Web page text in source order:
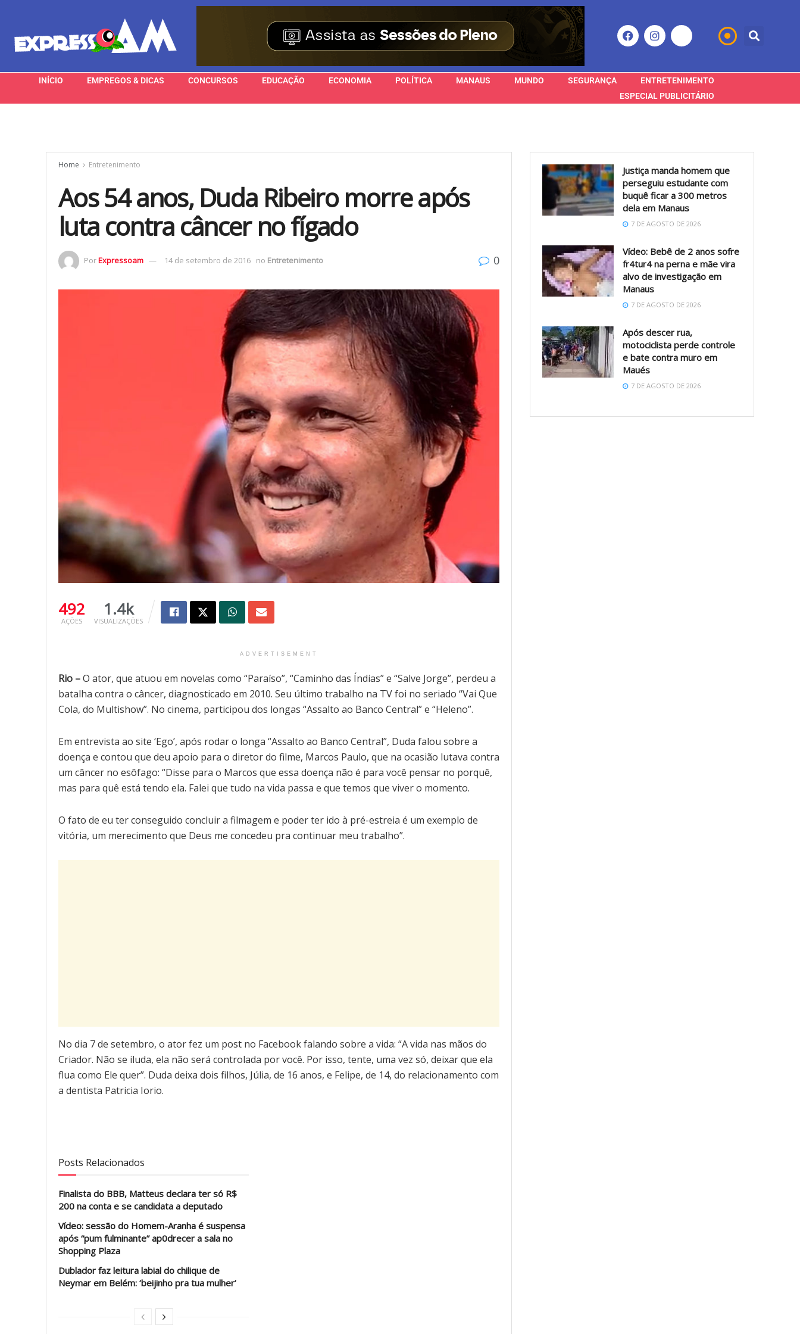
INÍCIO EMPREGOS & DICAS CONCURSOS EDUCAÇÃO ECONOMIA POLÍTICA MANAUS MUNDO SEGURANÇA
ENTRETENIMENTO
ESPECIAL PUBLICITÁRIO
Home Entretenimento
Aos 54 anos, Duda Ribeiro morre após
luta contra câncer no fígado
PorExpressoam 14 de setembro de 2016 no Entretenimento 0
492
AÇÕES
1.4k
VISUALIZAÇÕES
ADVERTISEMENT
Rio –O ator, que atuou em novelas como “Paraíso”, “Caminho das Índias” e “Salve Jorge”, perdeu a
batalha contra o câncer, diagnosticado em 2010. Seu último trabalho na TV foi no seriado “Vai Que
Cola, do Multishow”. No cinema, participou dos longas “Assalto ao Banco Central” e “Heleno”.
Em entrevista ao site ‘Ego’, após rodar o longa “Assalto ao Banco Central”, Duda falou sobre a
doença e contou que deu apoio para o diretor do filme, Marcos Paulo, que na ocasião lutava contra
um câncer no esôfago: “Disse para o Marcos que essa doença não é para você pensar no porquê,
mas para quê está tendo ela. Falei que tudo na vida passa e que temos que viver o momento.
O fato de eu ter conseguido concluir a filmagem e poder ter ido à pré-estreia é um exemplo de
vitória, um merecimento que Deus me concedeu pra continuar meu trabalho”.
No dia 7 de setembro, o ator fez um post no Facebook falando sobre a vida: “A vida nas mãos do
Criador. Não se iluda, ela não será controlada por você. Por isso, tente, uma vez só, deixar que ela
flua como Ele quer”. Duda deixa dois filhos, Júlia, de 16 anos, e Felipe, de 14, do relacionamento com
a dentista Patricia Iorio.
Posts Relacionados
Finalista do BBB, Matteus declara ter só R$
200 na conta e se candidata a deputado
Vídeo: sessão do Homem-Aranha é suspensa
após “pum fulminante” ap0drecer a sala no
Shopping Plaza
Dublador faz leitura labial do chilique de
Neymar em Belém: ‘beijinho pra tua mulher’
Justiça manda homem que
perseguiu estudante com
buquê ficar a 300 metros
dela em Manaus
7 DE AGOSTO DE 2026
Vídeo: Bebê de 2 anos sofre
fr4tur4 na perna e mãe vira
alvo de investigação em
Manaus
7 DE AGOSTO DE 2026
Após descer rua,
motociclista perde controle
e bate contra muro em
Maués
7 DE AGOSTO DE 2026